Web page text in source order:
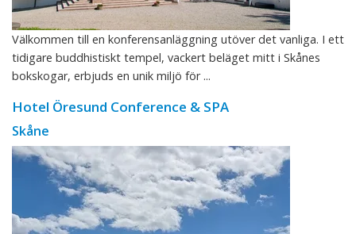
Välkommen till en konferensanläggning utöver det vanliga. I ett
tidigare buddhistiskt tempel, vackert beläget mitt i Skånes
bokskogar, erbjuds en unik miljö för ...
Hotel Öresund Conference & SPA
Skåne